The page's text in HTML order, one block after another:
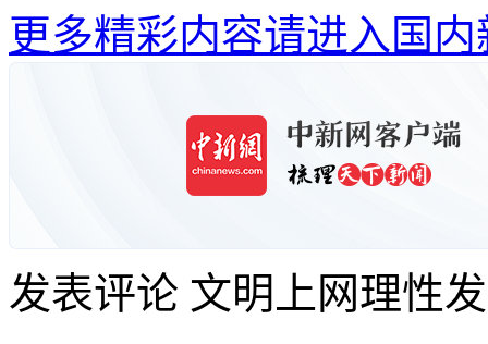
更多精彩内容请进入国内
发表评论 文明上网理性